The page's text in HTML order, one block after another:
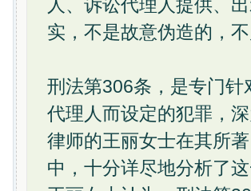
人、诉讼代理人提供、
实，不是故意伪造的，
刑法第306条，是专门
代理人而设定的犯罪，
律师的王丽女士在其所
中，十分详尽地分析了